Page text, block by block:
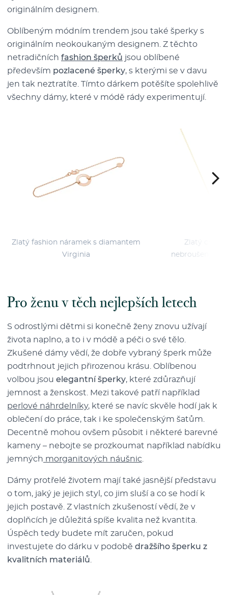
originálním designem.
Oblíbeným módním trendem jsou také šperky s
originálním neokoukaným designem. Z těchto
netradičních fashion šperků jsou oblíbené
především pozlacené šperky, s kterými se v davu
jen tak neztratíte. Tímto dárkem potěšíte spolehlivě
všechny dámy, které v módě rády experimentují.
Zlatý fashion náramek s diamantem
Virginia
Zlatý
nebroušenými
Pro ženu v těch nejlepších letech
S odrostlými dětmi si konečně ženy znovu užívají
života naplno, a to i v módě a péči o své tělo.
Zkušené dámy vědí, že dobře vybraný šperk může
podtrhnout jejich přirozenou krásu. Oblíbenou
volbou jsou elegantní šperky, které zdůrazňují
jemnost a ženskost. Mezi takové patří například
perlové náhrdelníky, které se navíc skvěle hodí jak k
oblečení do práce, tak i ke společenským šatům.
Decentně mohou ovšem působit i některé barevné
kameny – nebojte se prozkoumat například nabídku
jemných morganitových náušnic
Dámy protřelé životem mají také jasnější představu
o tom, jaký je jejich styl, co jim sluší a co se hodí k
jejich postavě. Z vlastních zkušeností vědí, že v
doplňcích je důležitá spíše kvalita než kvantita.
Úspěch tedy budete mít zaručen, pokud
investujete do dárku v podobě dražšího šperku z
kvalitních materiálů